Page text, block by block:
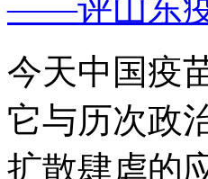
——评山东
今天中国疫
它与历次政
扩散肆虐的